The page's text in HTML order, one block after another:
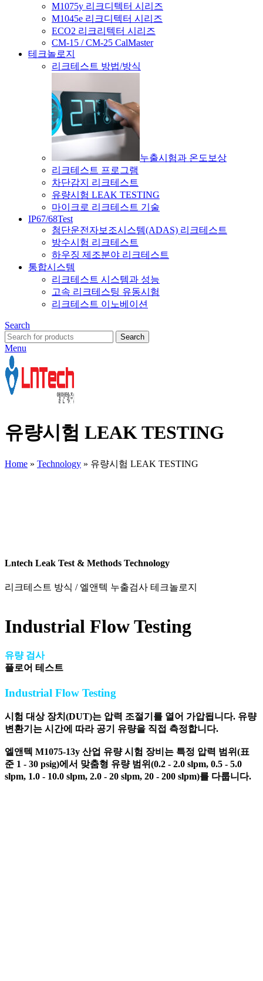
M1075y 리크디텍터 시리즈
M1045e 리크디텍터 시리즈
ECO2 리크리텍터 시리즈
CM-15 / CM-25 CalMaster
테크놀로지
리크테스트 방법/방식
누출시험과 온도보상
리크테스트 프로그램
차단감지 리크테스트
유량시험 LEAK TESTING
마이크로 리크테스트 기술
IP67/68Test
첨단운전자보조시스템(ADAS) 리크테스트
방수시험 리크테스트
하우징 제조분야 리크테스트
통합시스템
리크테스트 시스템과 성능
고속 리크테스팅 유동시험
리크테스트 이노베이션
Search
Search
Menu
유량시험 LEAK TESTING
Home » Technology » 유량시험 LEAK TESTING
Lntech Leak Test & Methods Technology
리크테스트 방식 / 엘앤텍 누출검사 테크놀로지
Industrial Flow Testing
유량 검사
플로어 테스트
Industrial Flow Testing
시험 대상 장치(DUT)는 압력 조절기를 열어 가압됩니다. 유량
변환기는 시간에 따라 공기 유량을 직접 측정합니다.
엘앤텍 M1075-13y 산업 유량 시험 장비는 특정 압력 범위(표
준 1 - 30 psig)에서 맞춤형 유량 범위(0.2 - 2.0 slpm, 0.5 - 5.0
slpm, 1.0 - 10.0 slpm, 2.0 - 20 slpm, 20 - 200 slpm)를 다룹니다.